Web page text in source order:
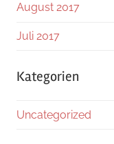
August 2017
Juli 2017
Kategorien
Uncategorized